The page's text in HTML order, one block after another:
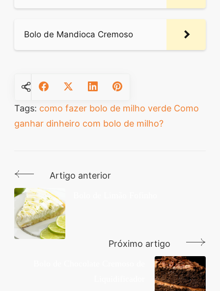
Bolo de Mandioca Cremoso
Tags: como fazer bolo de milho verde Como
ganhar dinheiro com bolo de milho?
Navegação
de
post
Artigo anterior
Próximo artigo